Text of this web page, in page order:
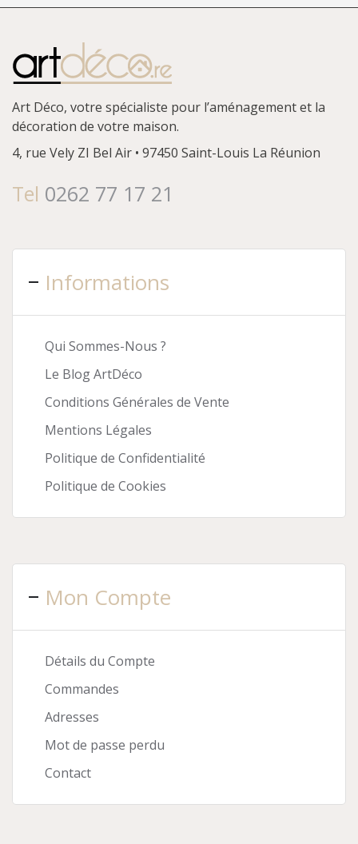
Art Déco, votre spécialiste pour l’aménagement et la
décoration de votre maison.
4, rue Vely ZI Bel Air • 97450 Saint-Louis La Réunion
Tel 0262 77 17 21
Informations
Qui Sommes-Nous ?
Le Blog ArtDéco
Conditions Générales de Vente
Mentions Légales
Politique de Confidentialité
Politique de Cookies
Mon Compte
Détails du Compte
Commandes
Adresses
Mot de passe perdu
Contact